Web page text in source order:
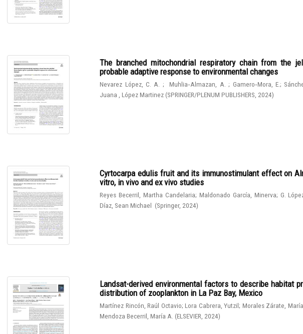
The branched mitochondrial respiratory chain from the
probable adaptive response to environmental changes
Nevarez López, C. A. ; Muhlia‑Almazan, A.; Gamero‑Mora, E.;
Juana , López Martinez (SPRINGER/PLENUM PUBLISHERS 2024)
Cyrtocarpa edulis fruit and its immunostimulant effect on
vitro, in vivo and ex vivo studies
Reyes Becerril, Martha Candelaria; Maldonado García, Minerva; G.
Díaz, Sean Michael (Springer, 2024)
Landsat-derived environmental factors to describe habitat
distribution of zooplankton in La Paz Bay, Mexico
Martínez Rincón, Raúl Octavio;Lora Cabrera, Yutzil; Morales Zárate,
Mendoza Becerril, María A. (ELSEVIER, 2024)